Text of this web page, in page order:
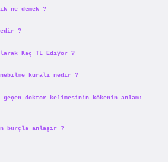
ne demek ?
?
Kaç TL Ediyor ?
kuralı nedir ?
geçen doktor kelimesinin kökenin anlamı
burçla anlaşır ?